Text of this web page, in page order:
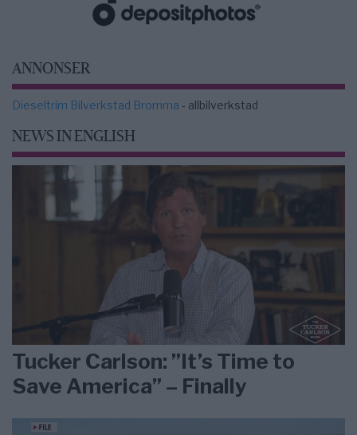
ANNONSER
Dieseltrim Bilverkstad Bromma - allbilverkstad
NEWS IN ENGLISH
Tucker Carlson: ”It’s Time to
Save America” – Finally